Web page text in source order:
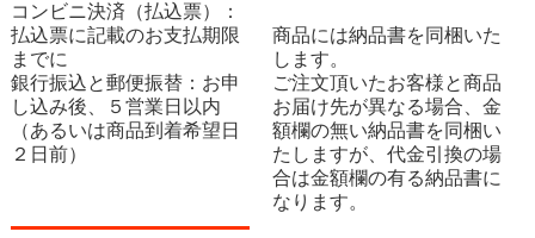
コンビニ決済（払込票）：
払込票に記載のお支払期限
までに
銀行振込と郵便振替：お申
し込み後、５営業日以内
（あるいは商品到着希望日
２日前）
商品には納品書を同梱いた
します。
ご注文頂いたお客様と商品
お届け先が異なる場合、金
額欄の無い納品書を同梱い
たしますが、代金引換の場
合は金額欄の有る納品書に
なります。